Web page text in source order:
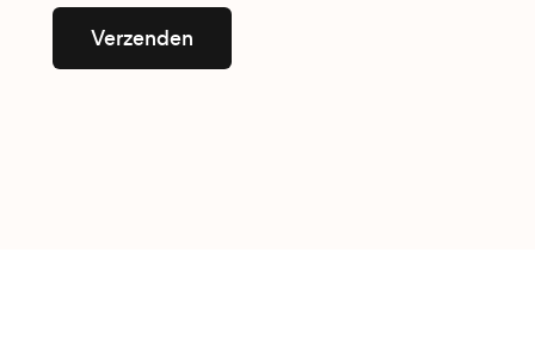
Verzenden